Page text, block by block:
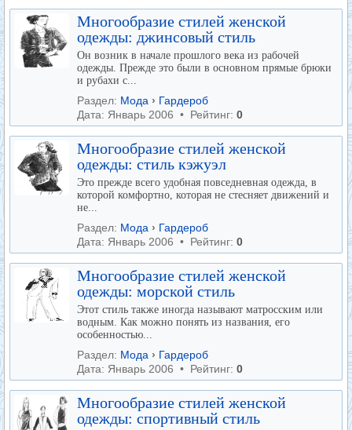
Многообразие стилей женской
одежды: джинсовый стиль
Он возник в начале прошлого века из рабочей
одежды. Прежде это были в основном прямые брюки
и рубахи с...
Раздел: Мода › Гардероб
Дата: Январь 2006 • Рейтинг: 0
Многообразие стилей женской
одежды: стиль кэжуэл
Это прежде всего удобная повседневная одежда, в
которой комфортно, которая не стесняет движений и
не...
Раздел: Мода › Гардероб
Дата: Январь 2006 • Рейтинг: 0
Многообразие стилей женской
одежды: морской стиль
Этот стиль также иногда называют матросским или
водным. Как можно понять из названия, его
особенностью...
Раздел: Мода › Гардероб
Дата: Январь 2006 • Рейтинг: 0
Многообразие стилей женской
одежды: спортивный стиль